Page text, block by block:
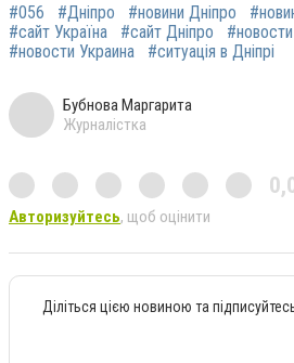
#056 #Дніпро #новини Дніпро
#сайт Україна
#сайт Дніпро
#новости Украина
#ситуація в Дніпрі
Бубнова Маргарита
Журналістка
Авторизуйтесь, щоб оцінити
Діліться цією новиною та